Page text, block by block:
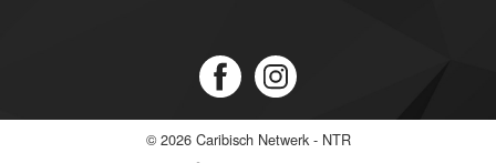
© 2026 Caribisch Netwerk - NTR